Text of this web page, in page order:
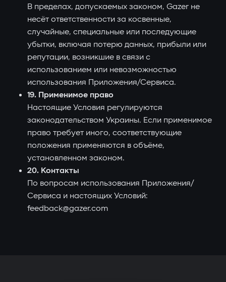
В пределах, допускаемых законом, Gazer не
несёт ответственности за косвенные,
случайные, специальные или последующие
убытки, включая потерю данных, прибыли или
репутации, возникшие в связи с
использованием или невозможностью
использования Приложения/Сервиса.
19. Применимое право
Настоящие Условия регулируются
законодательством Украины. Если применимое
право требует иного, соответствующие
положения применяются в объёме,
установленном законом.
20. Контакты
По вопросам использования Приложения/
Сервиса и настоящих Условий:
feedback@gazer.com